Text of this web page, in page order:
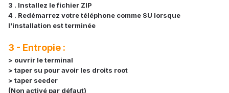
3 . Installez le fichier ZIP
4 . Redémarrez votre téléphone comme SU lorsque
l'installation est terminée
3 - Entropie :
> ouvrir le terminal
> taper su pour avoir les droits root
> taper seeder
(Non activé par défaut)